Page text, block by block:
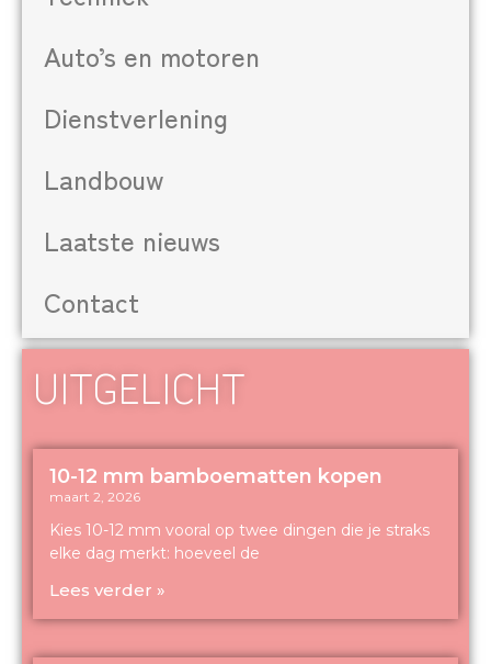
Auto’s en motoren
Dienstverlening
Landbouw
Laatste nieuws
Contact
UITGELICHT
10-12 mm bamboematten kopen
maart 2, 2026
Kies 10-12 mm vooral op twee dingen die je straks
elke dag merkt: hoeveel de
Lees verder »